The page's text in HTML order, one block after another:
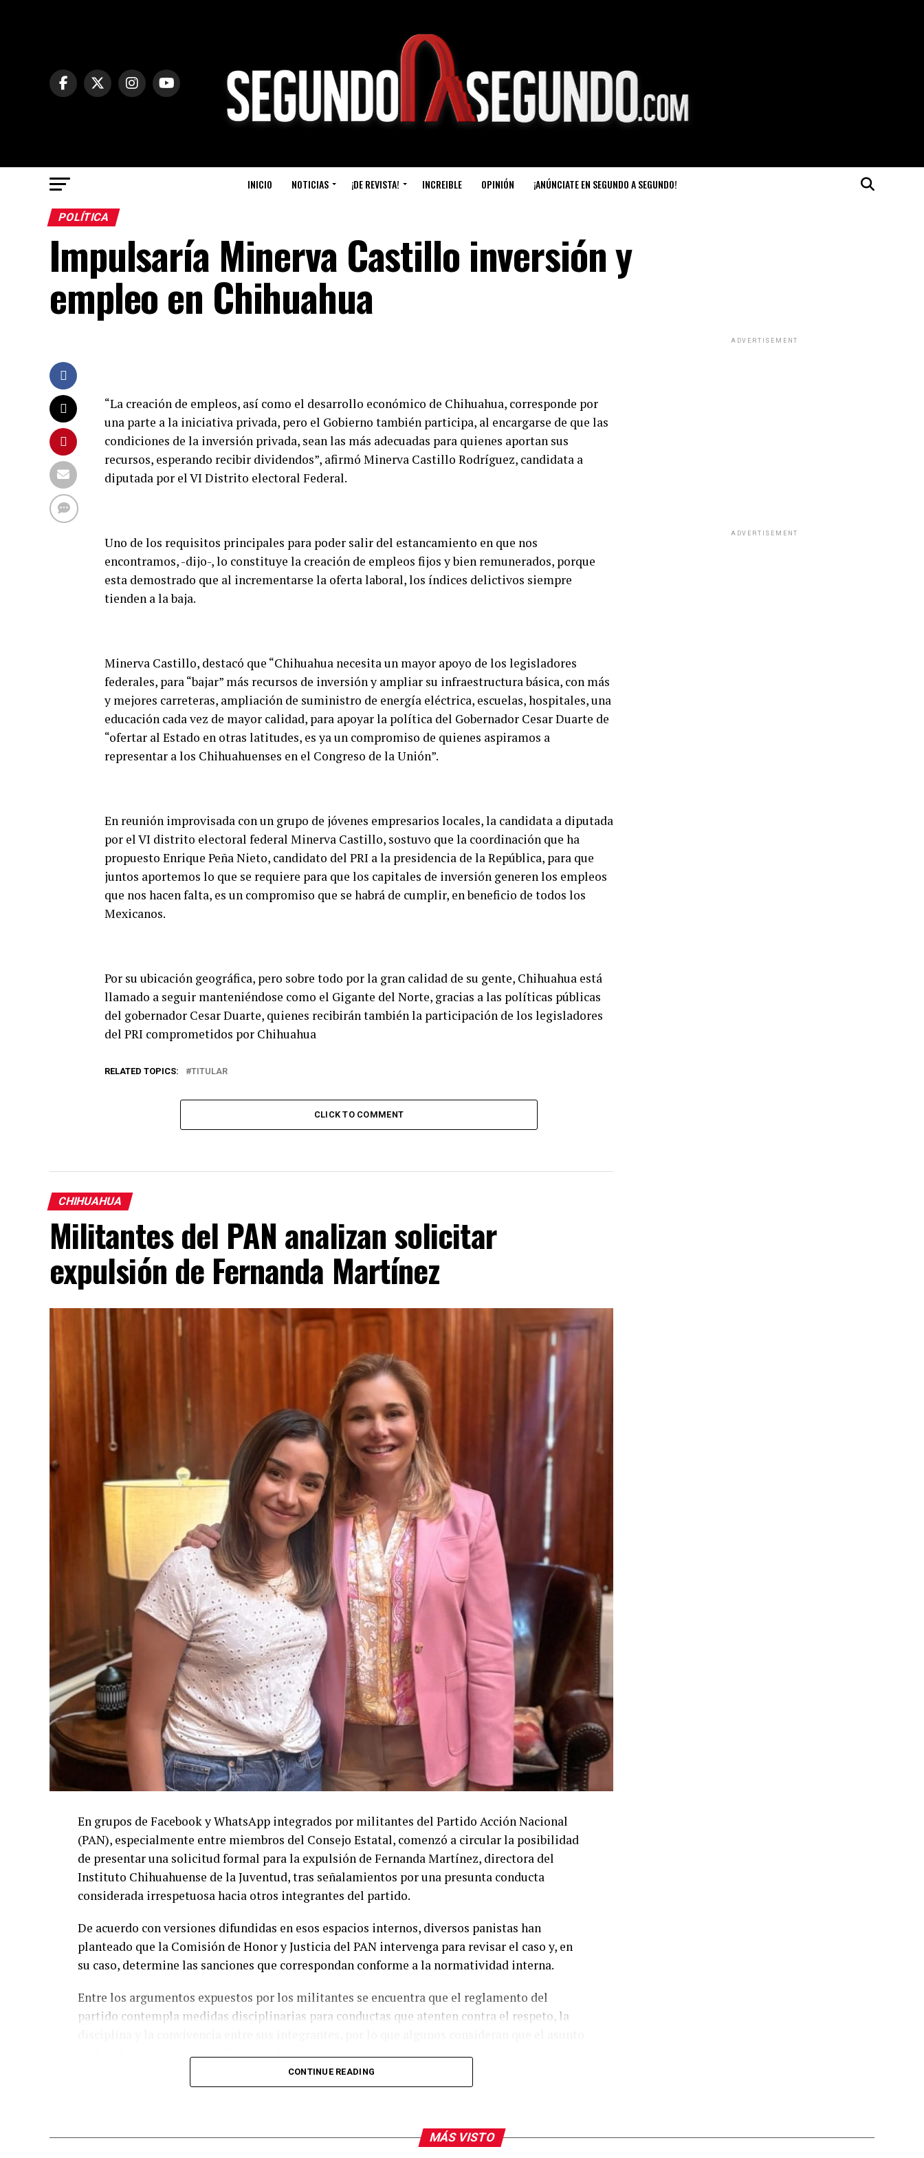
INICIO NOTICIAS ¡DE REVISTA! INCREIBLE OPINIÓN ¡ANÚNCIATE EN SEGUNDO A SEGUNDO!
POLÍTICA
Impulsaría Minerva Castillo inversión y
empleo en Chihuahua
“La creación de empleos, así como el desarrollo económico de Chihuahua, corresponde por
una parte a la iniciativa privada, pero el Gobierno también participa, al encargarse de que las
condiciones de la inversión privada, sean las más adecuadas para quienes aportan sus
recursos, esperando recibir dividendos”, afirmó Minerva Castillo Rodríguez, candidata a
diputada por el VI Distrito electoral Federal.
Uno de los requisitos principales para poder salir del estancamiento en que nos
encontramos, -dijo-, lo constituye la creación de empleos fijos y bien remunerados, porque
esta demostrado que al incrementarse la oferta laboral, los índices delictivos siempre
tienden a la baja.
Minerva Castillo, destacó que “Chihuahua necesita un mayor apoyo de los legisladores
federales, para “bajar” más recursos de inversión y ampliar su infraestructura básica, con más
y mejores carreteras, ampliación de suministro de energía eléctrica, escuelas, hospitales, una
educación cada vez de mayor calidad, para apoyar la política del Gobernador Cesar Duarte de
“ofertar al Estado en otras latitudes, es ya un compromiso de quienes aspiramos a
representar a los Chihuahuenses en el Congreso de la Unión”.
En reunión improvisada con un grupo de jóvenes empresarios locales, la candidata a diputada
por el VI distrito electoral federal Minerva Castillo, sostuvo que la coordinación que ha
propuesto Enrique Peña Nieto, candidato del PRI a la presidencia de la República, para que
juntos aportemos lo que se requiere para que los capitales de inversión generen los empleos
que nos hacen falta, es un compromiso que se habrá de cumplir, en beneficio de todos los
Mexicanos.
Por su ubicación geográfica, pero sobre todo por la gran calidad de su gente, Chihuahua está
llamado a seguir manteniéndose como el Gigante del Norte, gracias a las políticas públicas
del gobernador Cesar Duarte, quienes recibirán también la participación de los legisladores
del PRI comprometidos por Chihuahua
RELATED TOPICS: TITULAR
CLICK TO COMMENT
CHIHUAHUA
Militantes del PAN analizan solicitar
expulsión de Fernanda Martínez
En grupos de Facebook y WhatsApp integrados por militantes del Partido Acción Nacional
(PAN), especialmente entre miembros del Consejo Estatal, comenzó a circular la posibilidad
de presentar una solicitud formal para la expulsión de Fernanda Martínez, directora del
Instituto Chihuahuense de la Juventud, tras señalamientos por una presunta conducta
considerada irrespetuosa hacia otros integrantes del partido.
De acuerdo con versiones difundidas en esos espacios internos, diversos panistas han
planteado que la Comisión de Honor y Justicia del PAN intervenga para revisar el caso y, en
su caso, determine las sanciones que correspondan conforme a la normatividad interna.
Entre los argumentos expuestos por los militantes se encuentra que el reglamento del
partido contempla medidas disciplinarias para conductas que atenten contra el respeto, la
podría derivar en un procedimiento de expulsión.
Asimismo, abogados con experiencia en materia electoral habrían señalado que la denuncia
caso.
CONTINUE READING
ADVERTISEMENT
ADVERTISEMENT
MÁS VISTO